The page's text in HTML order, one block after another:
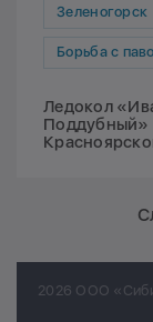
Зеленогорск
Борьба с
Ледокол
Поддубный»
2026 ООО